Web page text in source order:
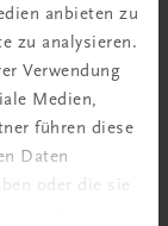
anbieten zu
zu analysieren.
Verwendung
Medien,
führen diese
Daten
oder die sie